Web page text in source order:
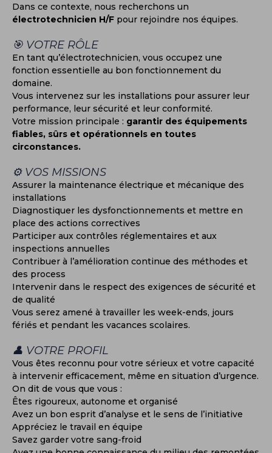
Dans ce contexte, nous recherchons un
électrotechnicien H/F pour rejoindre nos équipes.
🎯 VOTRE RÔLE
En tant qu’électrotechnicien, vous occupez une
fonction essentielle au bon fonctionnement du
domaine.
Vous intervenez sur les installations pour assurer leur
performance, leur sécurité et leur conformité.
Votre mission principale : garantir des équipements
fiables, sûrs et opérationnels en toutes
circonstances.
⚙️ VOS MISSIONS
Assurer la maintenance électrique et mécanique des
installations
Diagnostiquer les dysfonctionnements et mettre en
place des actions correctives
Participer aux contrôles réglementaires et aux
inspections annuelles
Contribuer à l’amélioration continue des méthodes et
des process
Intervenir dans le respect des exigences de sécurité et
de qualité
Vous serez amené à travailler les week-ends, jours
fériés et pendant les vacances scolaires.
👤 VOTRE PROFIL
Vous êtes reconnu pour votre sérieux et votre capacité
à intervenir efficacement, même en situation d’urgence.
On dit de vous que vous :
Êtes rigoureux, autonome et organisé
Avez un bon esprit d’analyse et le sens de l’initiative
Appréciez le travail en équipe
Savez garder votre sang-froid